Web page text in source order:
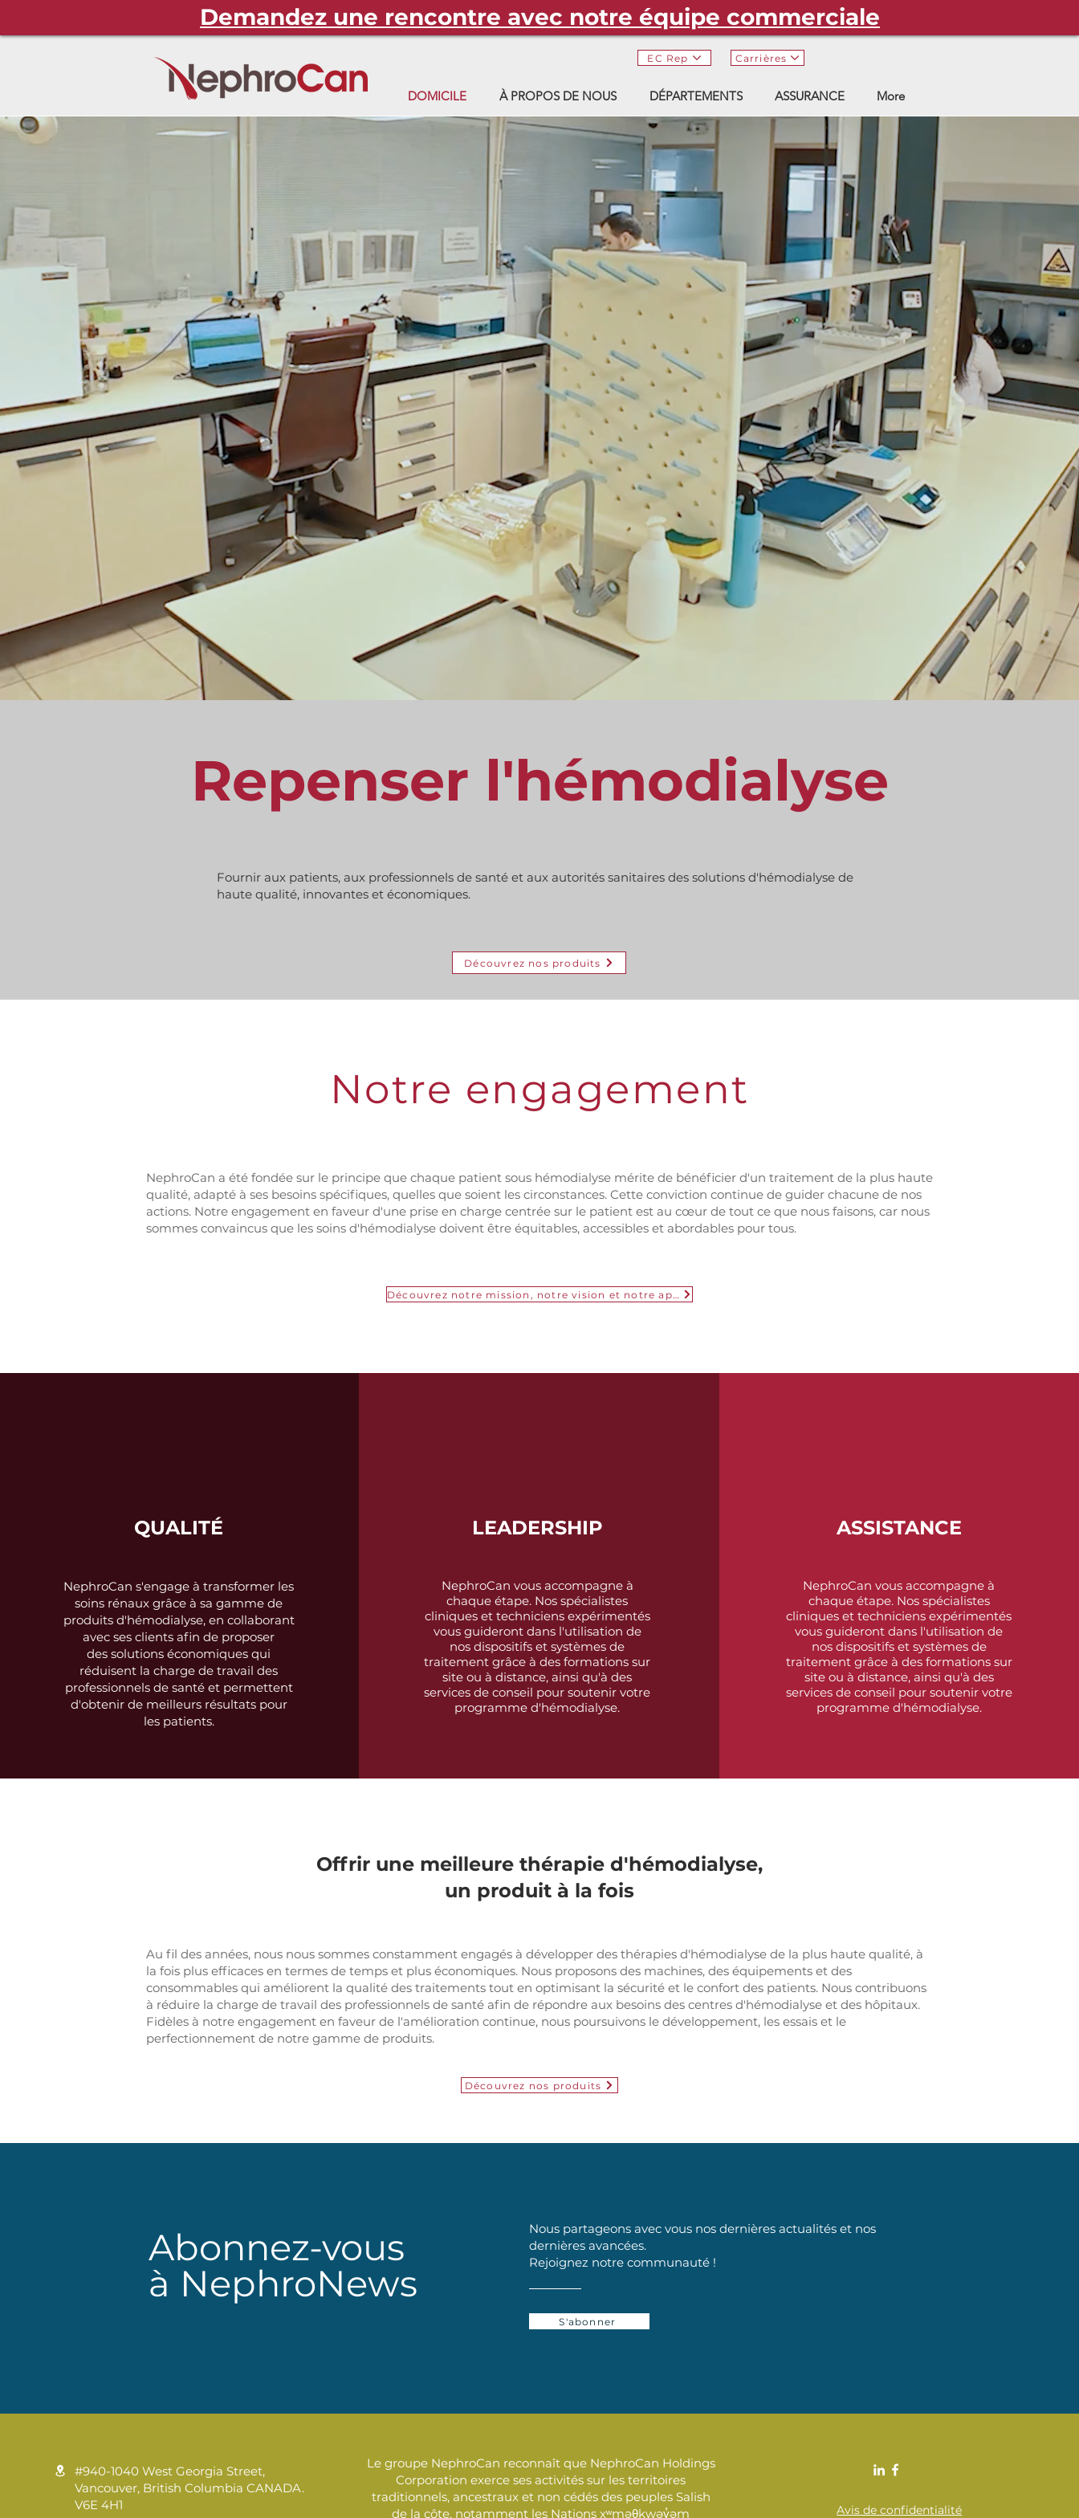
Demandez une rencontre avec notre équipe commerciale
EC Rep Carrières
DOMICILE À PROPOS DE NOUS DÉPARTEMENTS ASSURANCE More
Repenser l'hémodialyse
Fournir aux patients, aux professionnels de santé et aux autorités sanitaires des solutions d'hémodialyse de
haute qualité, innovantes et économiques.
Découvrez nos produits
Notre engagement
NephroCan a été fondée sur le principe que chaque patient sous hémodialyse mérite de bénéficier d'un traitement de la plus haute
qualité, adapté à ses besoins spécifiques, quelles que soient les circonstances. Cette conviction continue de guider chacune de nos
actions. Notre engagement en faveur d'une prise en charge centrée sur le patient est au cœur de tout ce que nous faisons, car nous
sommes convaincus que les soins d'hémodialyse doivent être équitables, accessibles et abordables pour tous.
Découvrez notre mission, notre vision et notre approche
QUALITÉ
NephroCan s'engage à transformer les
soins rénaux grâce à sa gamme de
produits d'hémodialyse, en collaborant
avec ses clients afin de proposer
des solutions économiques qui
réduisent la charge de travail des
professionnels de santé et permettent
d'obtenir de meilleurs résultats pour
les patients.
LEADERSHIP
NephroCan vous accompagne à
chaque étape. Nos spécialistes
cliniques et techniciens expérimentés
vous guideront dans l'utilisation de
nos dispositifs et systèmes de
traitement grâce à des formations sur
site ou à distance, ainsi qu'à des
services de conseil pour soutenir votre
programme d'hémodialyse.
ASSISTANCE
NephroCan vous accompagne à
chaque étape. Nos spécialistes
cliniques et techniciens expérimentés
vous guideront dans l'utilisation de
nos dispositifs et systèmes de
traitement grâce à des formations sur
site ou à distance, ainsi qu'à des
services de conseil pour soutenir votre
programme d'hémodialyse.
Offrir une meilleure thérapie d'hémodialyse,
un produit à la fois
Au fil des années, nous nous sommes constamment engagés à développer des thérapies d'hémodialyse de la plus haute qualité, à
la fois plus efficaces en termes de temps et plus économiques. Nous proposons des machines, des équipements et des
consommables qui améliorent la qualité des traitements tout en optimisant la sécurité et le confort des patients. Nous contribuons
à réduire la charge de travail des professionnels de santé afin de répondre aux besoins des centres d'hémodialyse et des hôpitaux.
Fidèles à notre engagement en faveur de l'amélioration continue, nous poursuivons le développement, les essais et le
perfectionnement de notre gamme de produits.
Découvrez nos produits
Abonnez-vous
à NephroNews
Nous partageons avec vous nos dernières actualités et nos
dernières avancées.
Rejoignez notre communauté !
S'abonner
#940-1040 West Georgia Street,
Vancouver, British Columbia CANADA.
V6E 4H1
Le groupe NephroCan reconnaît que NephroCan Holdings
Corporation exerce ses activités sur les territoires
traditionnels, ancestraux et non cédés des peuples Salish
de la côte, notamment les Nations xʷməθkwəy̓əm
Avis de confidentialité